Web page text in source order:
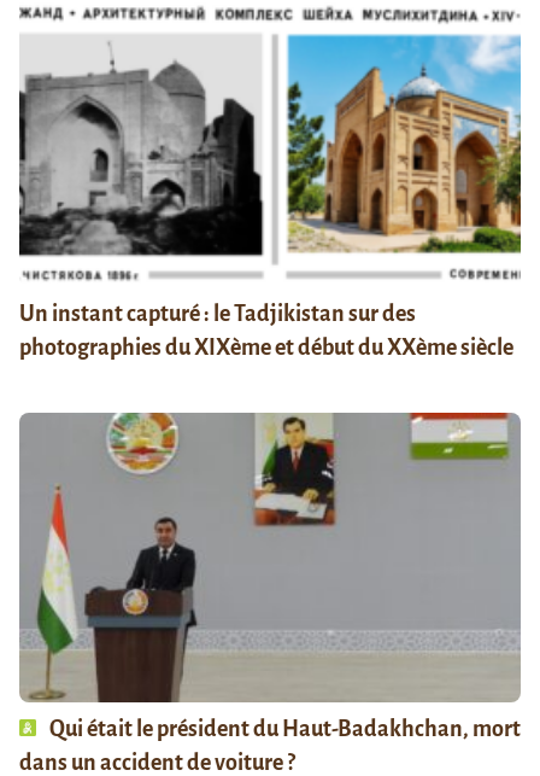
Un instant capturé : le Tadjikistan sur des
photographies du XIXème et début du XXème siècle
Qui était le président du Haut-Badakhchan, mort
dans un accident de voiture ?